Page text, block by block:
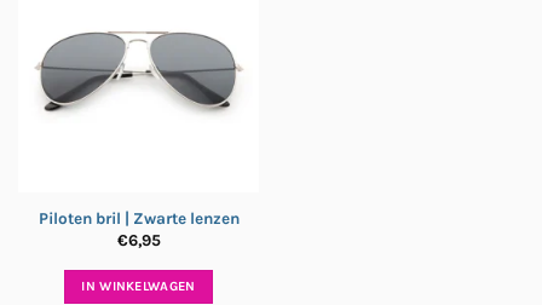
Piloten bril | Zwarte lenzen
€6,95
IN WINKELWAGEN